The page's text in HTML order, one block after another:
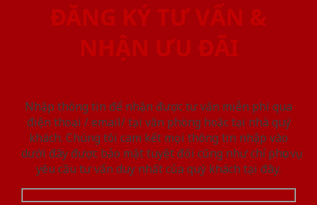
ĐĂNG KÝ TƯ VẤN &
NHẬN ƯU ĐÃI
Nhập thông tin để nhận được tư vấn miễn phí qua
điện thoại / email/ tại văn phòng hoặc tại nhà quý
khách. Chúng tôi cam kết mọi thông tin nhập vào
dưới đây được bảo mật tuyệt đối cũng như chỉ phục vụ
yêu cầu tư vấn duy nhất của quý khách tại đây.